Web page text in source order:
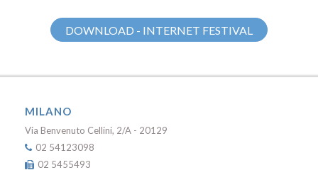
DOWNLOAD - INTERNET FESTIVAL
MILANO
Via Benvenuto Cellini, 2/A - 20129
02 54123098
02 5455493